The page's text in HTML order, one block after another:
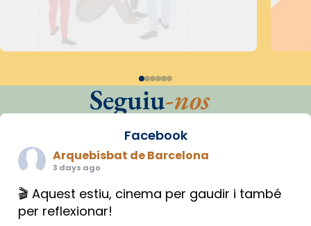
Seguiu-nos
Facebook
Arquebisbat de Barcelona
3 days ago
🎬 Aquest estiu, cinema per gaudir i també
per reflexionar!